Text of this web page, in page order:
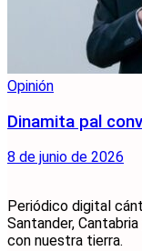
Opinión
Dinamita pal
8 de junio de 2026
Periódico digital
Santander,
con nuestra tierra.